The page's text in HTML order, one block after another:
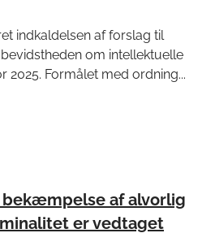
indkaldelsen af forslag til
om intellektuelle
2025. Formålet med ordning...
bekæmpelse af alvorlig
er vedtaget